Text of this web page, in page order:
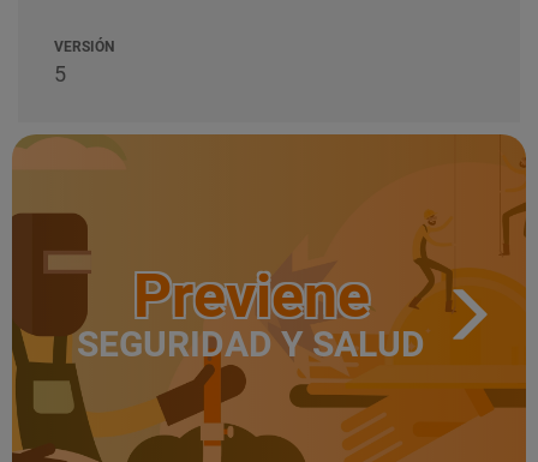
VERSIÓN
5
Previene
SEGURIDAD Y SALUD